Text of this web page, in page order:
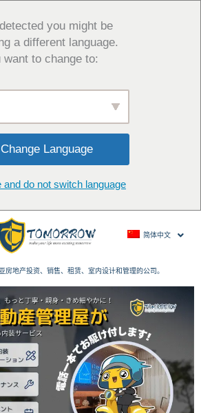
you might be
a different language.
want to change to:
Change Language
and do not switch language
简体中文
房地产投资、销售、租赁、室内设计和管理的公司。